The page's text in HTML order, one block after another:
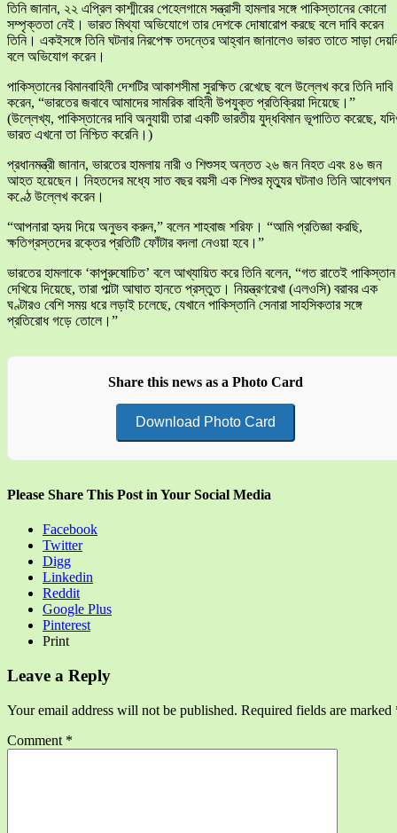
তিনি জানান, ২২ এপ্রিল কাশ্মীরের পেহেলগামে সন্ত্রাসী হামলার সঙ্গে পাকিস্তানের কোনো
সম্পৃক্ততা নেই। ভারত মিথ্যা অভিযোগে তার দেশকে দোষারোপ করছে বলে দাবি করেন
তিনি। একইসঙ্গে তিনি ঘটনার নিরপেক্ষ তদন্তের আহ্বান জানালেও ভারত তাতে সাড়া
বলে অভিযোগ করেন।
পাকিস্তানের বিমানবাহিনী দেশটির আকাশসীমা সুরক্ষিত রেখেছে বলে উল্লেখ করে তিনি দাবি
করেন, “ভারতের জবাবে আমাদের সামরিক বাহিনী উপযুক্ত প্রতিক্রিয়া দিয়েছে।”
(উল্লেখ্য, পাকিস্তানের দাবি অনুযায়ী তারা একটি ভারতীয় যুদ্ধবিমান ভূপাতিত করেছে,
ভারত এখনো তা নিশ্চিত করেনি।)
প্রধানমন্ত্রী জানান, ভারতের হামলায় নারী ও শিশুসহ অন্তত ২৬ জন নিহত এবং ৪৬ জন
আহত হয়েছেন। নিহতদের মধ্যে সাত বছর বয়সী এক শিশুর মৃত্যুর ঘটনাও তিনি আবেগঘন
কণ্ঠে উল্লেখ করেন।
“আপনারা হৃদয় দিয়ে অনুভব করুন,” বলেন শাহবাজ শরিফ। “আমি প্রতিজ্ঞা করছি,
ক্ষতিগ্রস্তদের রক্তের প্রতিটি ফোঁটার বদলা নেওয়া হবে।”
ভারতের হামলাকে ‘কাপুরুষোচিত’ বলে আখ্যায়িত করে তিনি বলেন, “গত রাতেই পাকিস্তান
দেখিয়ে দিয়েছে, তারা পাল্টা আঘাত হানতে প্রস্তুত। নিয়ন্ত্রণরেখা (এলওসি) বরাবর এক
ঘণ্টারও বেশি সময় ধরে লড়াই চলেছে, যেখানে পাকিস্তানি সেনারা সাহসিকতার সঙ্গে
প্রতিরোধ গড়ে তোলে।”
Share this news as a Photo Card
Download Photo Card
Please Share This Post in Your Social Media
Facebook
Twitter
Digg
Linkedin
Reddit
Google Plus
Pinterest
Print
Leave a Reply
Your email address will not be published. Required fields are marked
Comment *